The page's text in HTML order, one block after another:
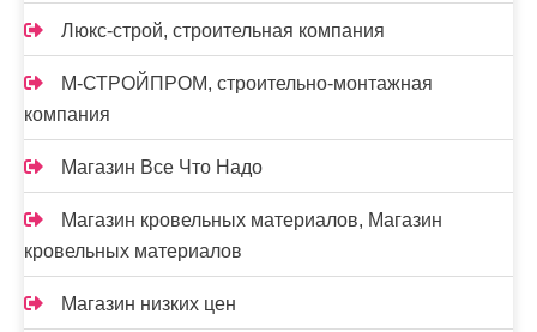
Люкс-строй, строительная компания
М-СТРОЙПРОМ, строительно-монтажная
компания
Магазин Все Что Надо
Магазин кровельных материалов, Магазин
кровельных материалов
Магазин низких цен